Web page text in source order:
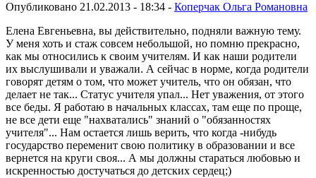
Опубликовано 21.02.2013 - 18:34 - Коперчак Ольга Романовна
Елена Евгеньевна, вы действительно, подняли важную тему.
У меня хоть и стаж совсем небольшой, но помню прекрасно,
как мы относились к своим учителям. И как наши родители
их выслушивали и уважали. А сейчас в норме, когда родители
говорят детям о том, что может учитель, что он обязан, что
делает не так... Статус учителя упал... Нет уважения, от этого
все беды. Я работаю в начальных классах, там еще по проще,
не все дети еще "нахватались" знаний о "обязанностях
учителя"... Нам остается лишь верить, что когда -нибудь
государство переменит свою политику в образовании и все
вернется на круги своя... А мы должны стараться любовью и
искренностью достучаться до детских сердец;)